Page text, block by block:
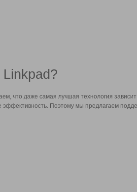
что даже самая лучшая технология
эффективность. Поэтому мы предлагаем